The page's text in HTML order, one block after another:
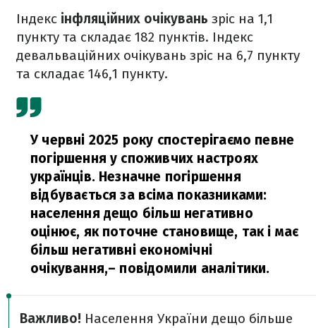
Індекс інфляційних очікувань зріс на 1,1
пункту та складає 182 пунктів. Індекс
девальваційних очікувань зріс на 6,7 пункту
та складає 146,1 пункту.
У червні 2025 року спостерігаємо певне
погіршення у споживчих настроях
українців. Незначне погіршення
відбувається за всіма показниками:
населення дещо більш негативно
оцінює, як поточне становище, так і має
більш негативні економічні
очікування,– повідомили аналітики.
Важливо! Населення України дещо більше